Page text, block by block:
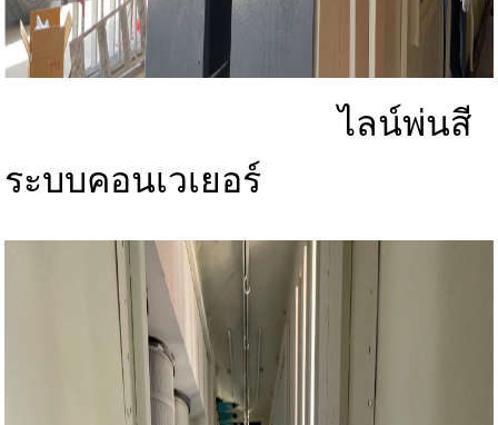
ไลน์พ่นสี
ระบบคอนเวเยอร์